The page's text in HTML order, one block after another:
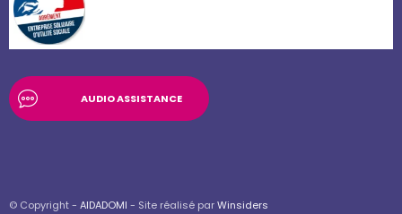
AUDIO ASSISTANCE
© Copyright - AIDADOMI - Site réalisé parWinsiders